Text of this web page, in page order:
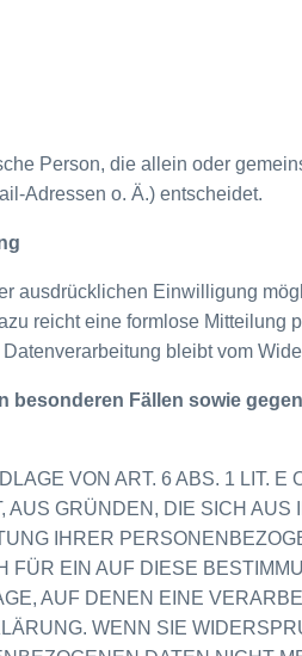
Person, die allein oder
Adressen o. Ä.) entscheidet.
ausdrücklichen Einwilligung
reicht eine formlose Mitteilung
bleibt vom
besonderen Fällen sowie gegen
VON ART. 6 ABS. 1 LIT. E
GRÜNDEN, DIE SICH AUS
IHRER
FÜR EIN AUF DIESE
AUF DENEN EINE
WENN SIE